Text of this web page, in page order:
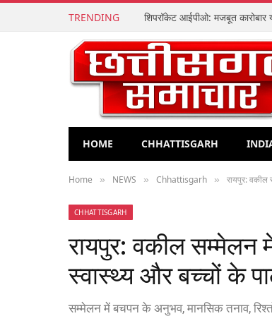
TRENDING
HOME CHHATTISGARH
Home » NEWS » Chhattisgarh » रायपुर: वकील
CHHATTISGARH
रायपुर: वकील सम्मेलन
स्वास्थ्य और बच्चों के
सम्मेलन में बचपन के अनुभव, मानसिक तनाव,